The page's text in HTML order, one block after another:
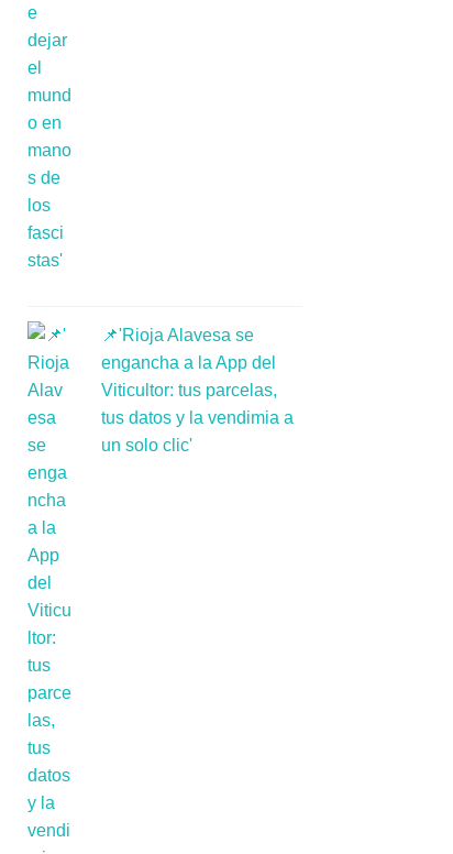
📌'Rioja Alavesa se
engancha a la App del
Viticultor: tus parcelas,
tus datos y la vendimia a
un solo clic'